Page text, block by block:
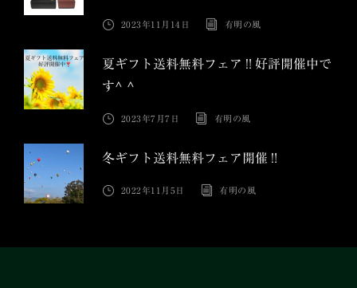
2023年11月14日 有明の風
夏ギフト送料無料フェア‼︎好評開催中で
す^ ^
2023年7月7日 有明の風
冬ギフト送料無料フェア開催‼︎
2022年11月5日 有明の風